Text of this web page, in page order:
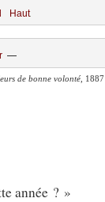
Haut
—
de bonne volonté , 1887
année ? »